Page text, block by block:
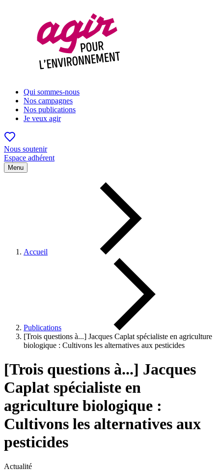
Qui sommes-nous
Nos campagnes
Nos publications
Je veux agir
Nous soutenir
Espace adhérent
Menu
Accueil
Publications
[Trois questions à...] Jacques Caplat spécialiste en agriculture
biologique : Cultivons les alternatives aux pesticides
[Trois questions à...] Jacques
Caplat spécialiste en
agriculture biologique :
Cultivons les alternatives aux
pesticides
Actualité